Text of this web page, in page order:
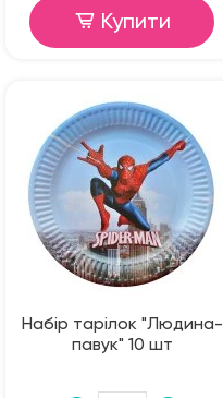
Купити
Набір тарілок "Людина-
павук" 10 шт